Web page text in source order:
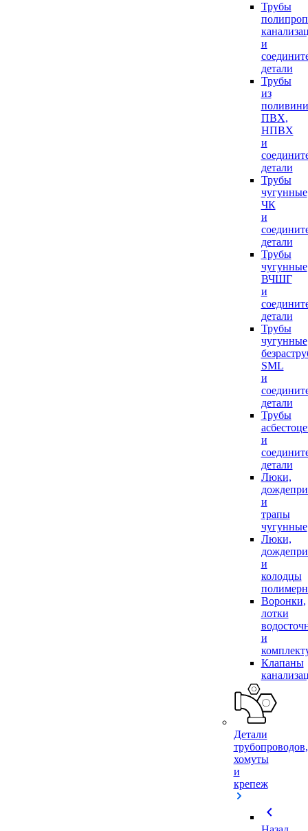
Трубы
и
детали
Трубы
из
ПВХ,
НПВХ
и
детали
Трубы
чугунные
ЧК
и
детали
Трубы
чугунные
ВЧШГ
и
детали
Трубы
чугунные
SML
и
детали
Трубы
и
детали
Люки,
и
трапы
чугунные
Люки,
и
колодцы
Воронки,
лотки
и
Клапаны
Детали
трубопроводов,
хомуты
и
крепеж
chevron_left